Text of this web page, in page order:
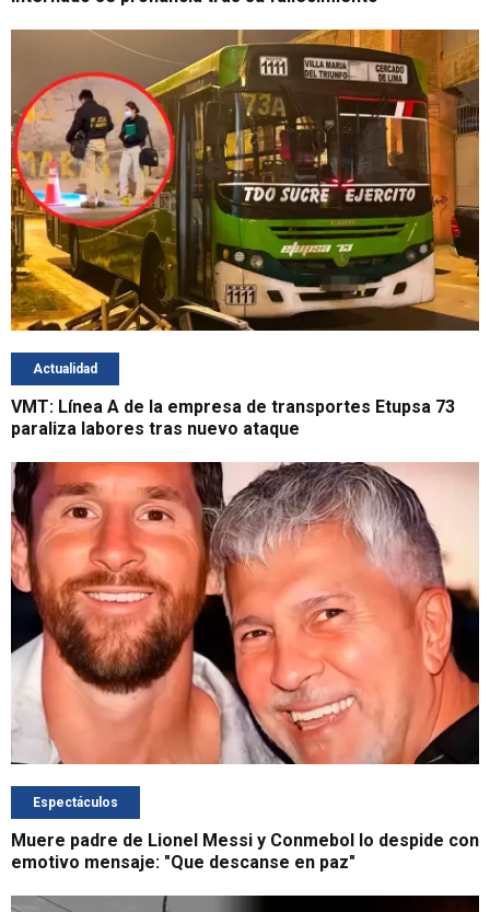
Actualidad
VMT: Línea A de la empresa de transportes Etupsa 73
paraliza labores tras nuevo ataque
Espectáculos
Muere padre de Lionel Messi y Conmebol lo despide con
emotivo mensaje: "Que descanse en paz"